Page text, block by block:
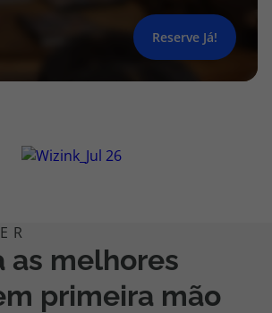
Reserve Já!
as melhores
primeira mão